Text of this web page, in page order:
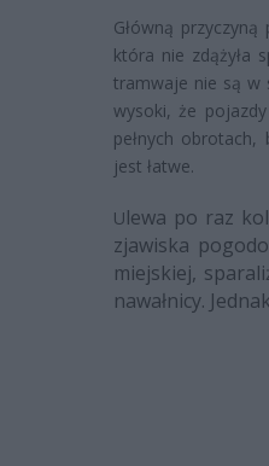
Główną
która nie zdążyła
tramwaje nie są w
wysoki, że pojazdy
pełnych
jest łatwe.
Ulewa po raz
zjawiska
miejskiej,
nawałnicy.